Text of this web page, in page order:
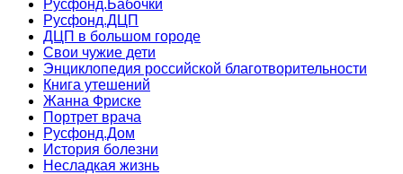
Русфонд.Бабочки
Русфонд.ДЦП
ДЦП в большом городе
Свои чужие дети
Энциклопедия российской благотворительности
Книга утешений
Жанна Фриске
Портрет врача
Русфонд.Дом
История болезни
Несладкая жизнь